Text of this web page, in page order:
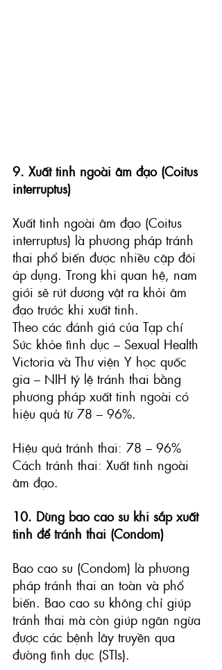
9. Xuất tinh ngoài âm đạo (Coitus
interruptus)
Xuất tinh ngoài âm đạo (Coitus
interruptus) là phương pháp tránh
thai phổ biến được nhiều cặp đôi
áp dụng. Trong khi quan hệ, nam
giới sẽ rút dương vật ra khỏi âm
đạo trước khi xuất tinh.
Theo các đánh giá của Tạp chí
Sức khỏe tình dục – Sexual Health
Victoria và Thư viện Y học quốc
gia – NIH tỷ lệ tránh thai bằng
phương pháp xuất tinh ngoài có
hiệu quả từ 78 – 96%.
Hiệu quả tránh thai: 78 – 96%
Cách tránh thai: Xuất tinh ngoài
âm đạo.
10. Dùng bao cao su khi sắp xuất
tinh để tránh thai (Condom)
Bao cao su (Condom) là phương
pháp tránh thai an toàn và phổ
biến. Bao cao su không chỉ giúp
tránh thai mà còn giúp ngăn ngừa
được các bệnh lây truyền qua
đường tình dục (STIs).